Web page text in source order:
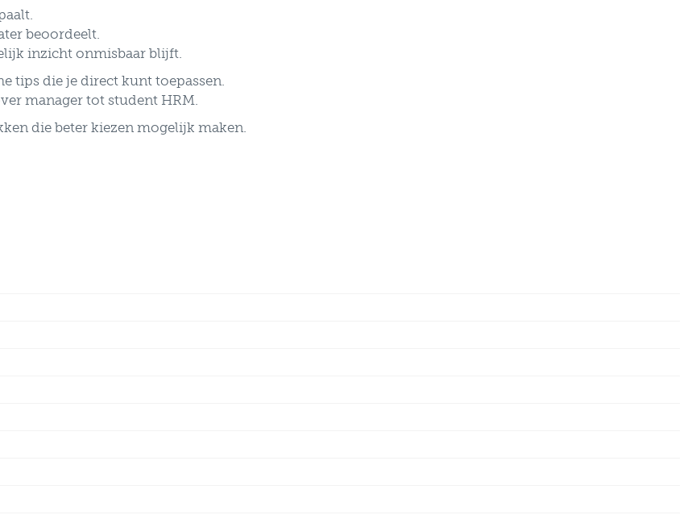
beoordeelt.
inzicht onmisbaar blijft.
tips die je direct kunt toepassen.
manager tot student HRM.
die beter kiezen mogelijk maken.